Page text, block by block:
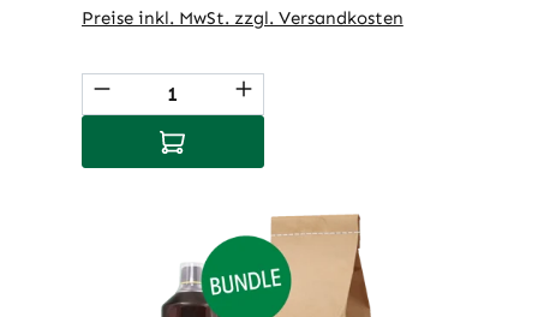
Preise inkl. MwSt. zzgl. Versandkosten
Produkt Anzahl: Gib den
In den Warenkorb